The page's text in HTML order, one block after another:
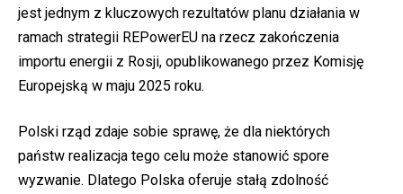
jest jednym z kluczowych rezultatów planu działania w
ramach strategii REPowerEU na rzecz zakończenia
importu energii z Rosji, opublikowanego przez Komisję
Europejską w maju 2025 roku.
Polski rząd zdaje sobie sprawę, że dla niektórych
państw realizacja tego celu może stanowić spore
wyzwanie. Dlatego Polska oferuje stałą zdolność